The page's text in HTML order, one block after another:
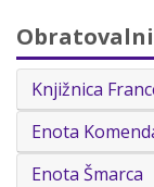
Obratovalni
Knjižnica
Enota
Enota Šmarca